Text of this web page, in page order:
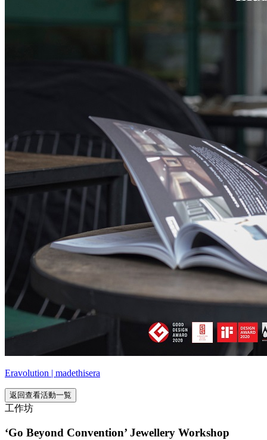
Eravolution | madethisera
返回查看活動一覧
工作坊
‘Go Beyond Convention’ Jewellery Workshop